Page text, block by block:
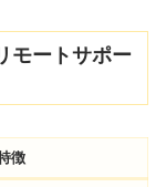
モートサポー
徴